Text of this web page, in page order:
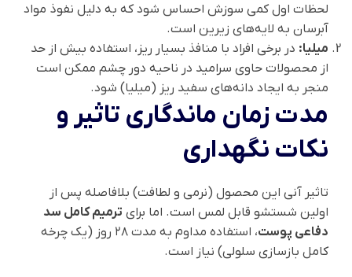
لحظات اول کمی سوزش احساس شود که به دلیل نفوذ مواد
آبرسان به لایه‌های زیرین است.
میلیا: در برخی افراد با منافذ بسیار ریز، استفاده بیش از حد
از محصولات حاوی سرامید در ناحیه دور چشم ممکن است
منجر به ایجاد دانه‌های سفید ریز (میلیا) شود.
مدت زمان ماندگاری تاثیر و
نکات نگهداری
تاثیر آنی این محصول (نرمی و لطافت) بلافاصله پس از
اولین شستشو قابل لمس است. اما برای ترمیم کامل سد
دفاعی پوست
، استفاده مداوم به مدت ۲۸ روز (یک چرخه
کامل بازسازی سلولی) نیاز است.